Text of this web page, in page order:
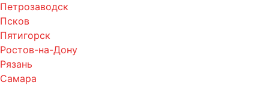
Петрозаводск
Псков
Пятигорск
Ростов-на-Дону
Рязань
Самара